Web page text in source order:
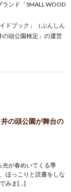
ンド「SMALL WOOD
ドブック」（ぶんしん
の頭公園検定」の運営
の頭公園が舞台の
光が春めいてくる季
ほっこりと読書をしな
みま[…]